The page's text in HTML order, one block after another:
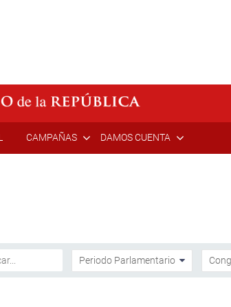
CAMPAÑAS DAMOS CUENTA